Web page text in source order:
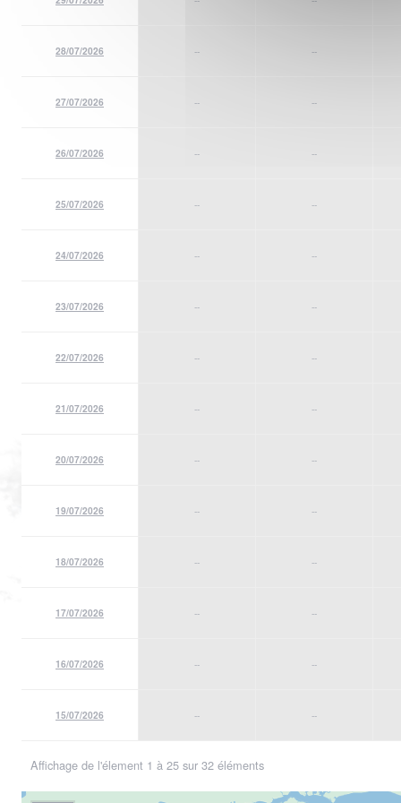
28/07/2026 -- --
27/07/2026 -- --
26/07/2026 -- --
25/07/2026 -- --
24/07/2026 -- --
23/07/2026 -- --
22/07/2026 -- --
21/07/2026 -- --
20/07/2026 -- --
19/07/2026 -- --
18/07/2026 -- --
17/07/2026 -- --
16/07/2026 -- --
15/07/2026 -- --
Affichage de l'élement 1 à 25 sur 32 éléments